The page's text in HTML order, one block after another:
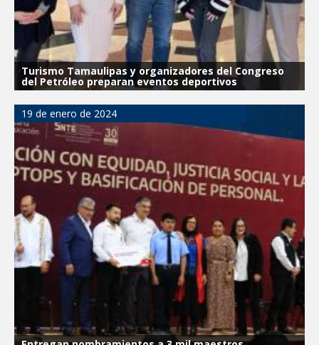
Turismo Tamaulipas y organizadores del Congreso
del Petróleo preparan eventos deportivos
19 de enero de 2024